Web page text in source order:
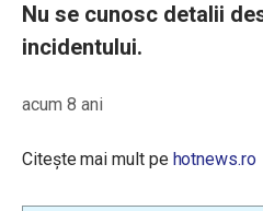
Nu se cunosc detalii
incidentului.
acum 8 ani
Citește mai mult pe hotnews.ro